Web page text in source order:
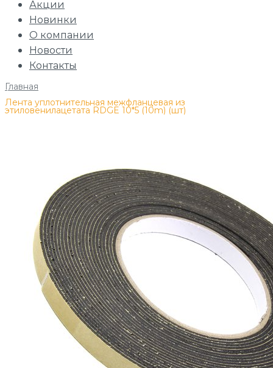
Акции
Новинки
О компании
Новости
Контакты
Главная
/
Лента уплотнительная межфланцевая из
этиловенилацетата RDGE 10*5 (10m) (шт)